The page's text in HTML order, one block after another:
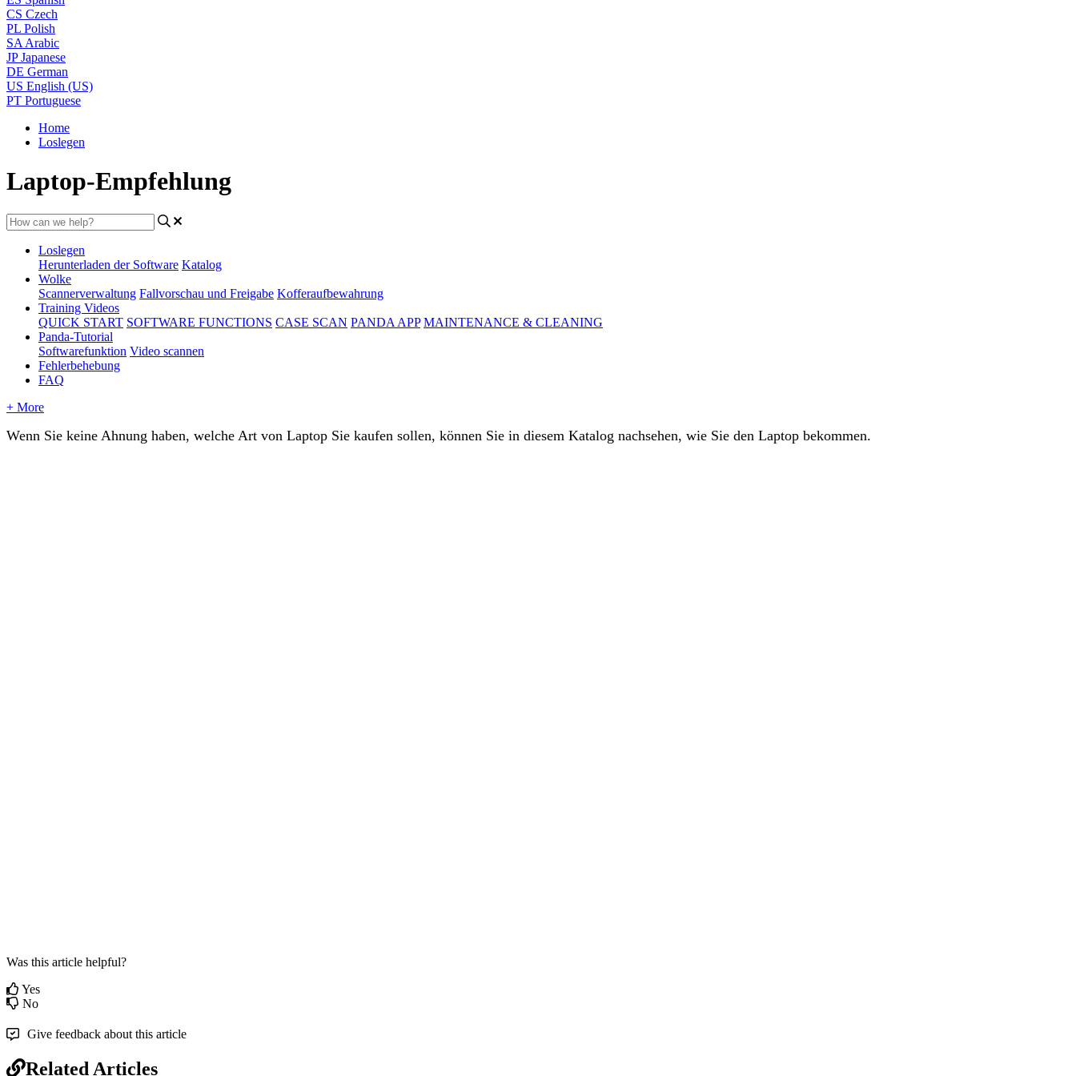
CS Czech
PL Polish
SA Arabic
JP Japanese
DE German
US English (US)
PT Portuguese
Home
Loslegen
Laptop-Empfehlung
Loslegen
Herunterladen der Software Katalog
Wolke
Scannerverwaltung Fallvorschau und Freigabe Kofferaufbewahrung
Training Videos
QUICK START SOFTWARE FUNCTIONS CASE SCAN PANDA APP MAINTENANCE & CLEANING
Panda-Tutorial
Softwarefunktion Video scannen
Fehlerbehebung
FAQ
+ More
Wenn Sie keine Ahnung haben, welche Art von Laptop Sie kaufen sollen, können Sie in diesem Katalog nachsehen, wie Sie den Laptop bekommen.
Was this article helpful?
Yes
No
Give feedback about this article
Related Articles